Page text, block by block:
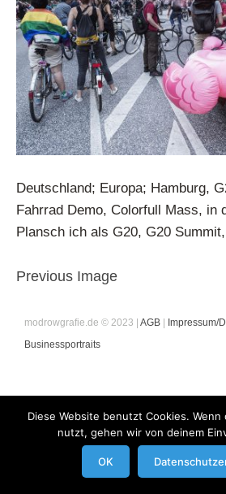
Deutschland; Europa; Hamburg,
Fahrrad Demo, Colorfull Mass, in
Plansch ich als G20, G20 Summit,
Previous Image
modrowgrafie.de © 2023 | AGB| Impressum/
Businessportraits
Diese Website benutzt Cookies.
nutzt, gehen wir von deinem
OK